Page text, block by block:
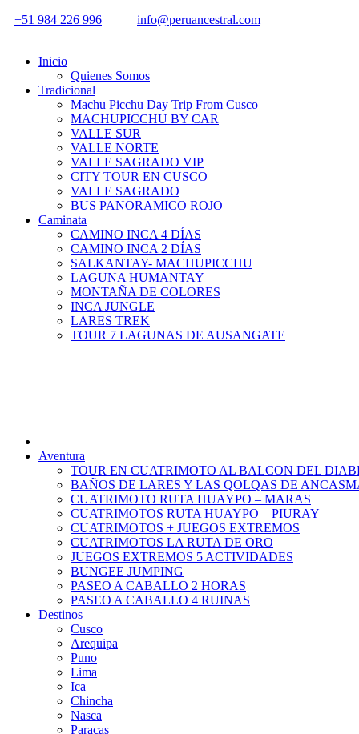
+51 984 226 996
info@peruancestral.com
Inicio
Quienes Somos
Tradicional
Machu Picchu Day Trip From Cusco
MACHUPICCHU BY CAR
VALLE SUR
VALLE NORTE
VALLE SAGRADO VIP
CITY TOUR EN CUSCO
VALLE SAGRADO
BUS PANORAMICO ROJO
Caminata
CAMINO INCA 4 DÍAS
CAMINO INCA 2 DÍAS
SALKANTAY- MACHUPICCHU
LAGUNA HUMANTAY
MONTAÑA DE COLORES
INCA JUNGLE
LARES TREK
TOUR 7 LAGUNAS DE AUSANGATE
Aventura
TOUR EN CUATRIMOTO AL BALCON DEL
BAÑOS DE LARES Y LAS QOLQAS DE
CUATRIMOTO RUTA HUAYPO – MARAS
CUATRIMOTOS RUTA HUAYPO – PIURAY
CUATRIMOTOS + JUEGOS EXTREMOS
CUATRIMOTOS LA RUTA DE ORO
JUEGOS EXTREMOS 5 ACTIVIDADES
BUNGEE JUMPING
PASEO A CABALLO 2 HORAS
PASEO A CABALLO 4 RUINAS
Destinos
Cusco
Arequipa
Puno
Lima
Ica
Chincha
Nasca
Paracas